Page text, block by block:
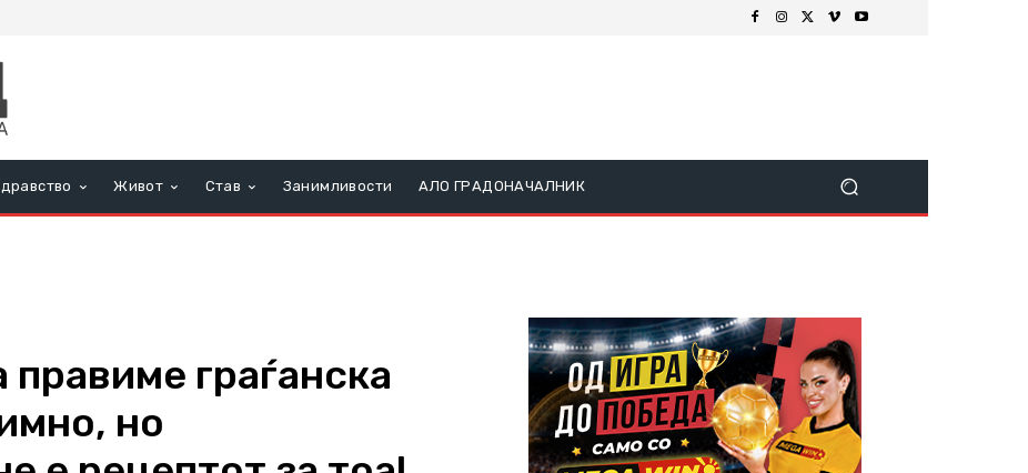
Живот Став Занимливости АЛО ГРАДОНАЧАЛНИК
правиме граѓанска
но